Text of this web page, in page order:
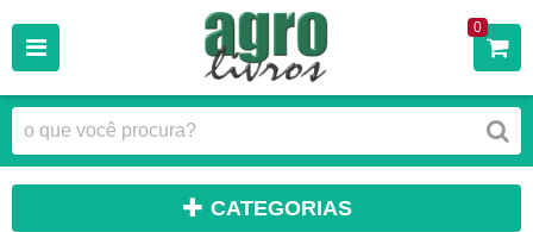
0
CATEGORIAS